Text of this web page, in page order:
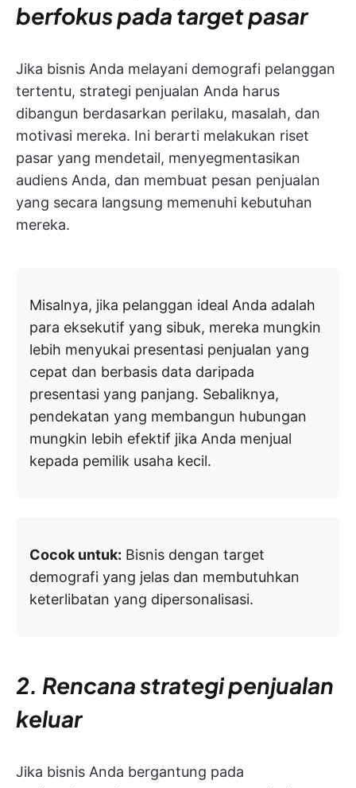
berfokus pada target pasar
Jika bisnis Anda melayani demografi pelanggan
tertentu, strategi penjualan Anda harus
dibangun berdasarkan perilaku, masalah, dan
motivasi mereka. Ini berarti melakukan riset
pasar yang mendetail, menyegmentasikan
audiens Anda, dan membuat pesan penjualan
yang secara langsung memenuhi kebutuhan
mereka.
Misalnya, jika pelanggan ideal Anda adalah
para eksekutif yang sibuk, mereka mungkin
lebih menyukai presentasi penjualan yang
cepat dan berbasis data daripada
presentasi yang panjang. Sebaliknya,
pendekatan yang membangun hubungan
mungkin lebih efektif jika Anda menjual
kepada pemilik usaha kecil.
Cocok untuk: Bisnis dengan target
demografi yang jelas dan membutuhkan
keterlibatan yang dipersonalisasi.
2. Rencana strategi penjualan
keluar
Jika bisnis Anda bergantung pada